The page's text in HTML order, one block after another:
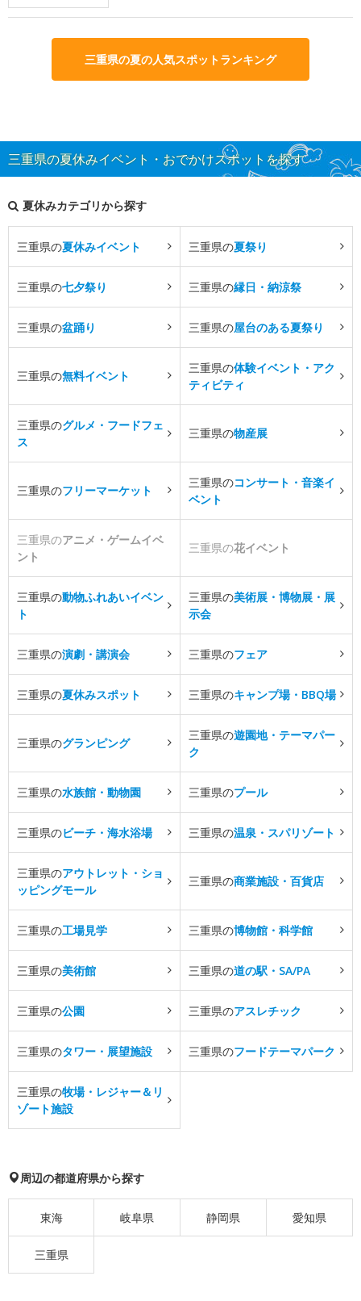
三重県の夏の人気スポットランキング
三重県の夏休みイベント・おでかけスポットを探す
夏休みカテゴリから探す
三重県の夏休みイベント 三重県の夏祭り
三重県の七夕祭り 三重県の縁日・納涼祭
三重県の盆踊り 三重県の屋台のある夏祭り
三重県の無料イベント
三重県の体験イベント・アク
ティビティ
三重県のグルメ・フードフェ
ス
三重県の物産展
三重県のフリーマーケット
三重県のコンサート・音楽イ
ベント
三重県のアニメ・ゲームイベ
ント
三重県の花イベント
三重県の動物ふれあいイベン
ト
三重県の美術展・博物展・展
示会
三重県の演劇・講演会 三重県のフェア
三重県の夏休みスポット 三重県のキャンプ場・BBQ場
三重県のグランピング
三重県の遊園地・テーマパー
ク
三重県の水族館・動物園 三重県のプール
三重県のビーチ・海水浴場 三重県の温泉・スパリゾート
三重県のアウトレット・ショ
ッピングモール
三重県の商業施設・百貨店
三重県の工場見学 三重県の博物館・科学館
三重県の美術館 三重県の道の駅・SA/PA
三重県の公園 三重県のアスレチック
三重県のタワー・展望施設 三重県のフードテーマパーク
三重県の牧場・レジャー＆リ
ゾート施設
周辺の都道府県から探す
東海 岐阜県 静岡県 愛知県
三重県